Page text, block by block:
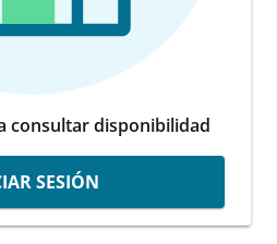
consultar disponibilidad
SESIÓN